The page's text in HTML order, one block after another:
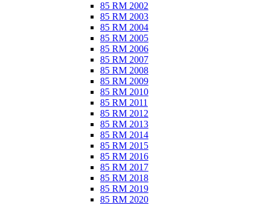
85 RM 2002
85 RM 2003
85 RM 2004
85 RM 2005
85 RM 2006
85 RM 2007
85 RM 2008
85 RM 2009
85 RM 2010
85 RM 2011
85 RM 2012
85 RM 2013
85 RM 2014
85 RM 2015
85 RM 2016
85 RM 2017
85 RM 2018
85 RM 2019
85 RM 2020